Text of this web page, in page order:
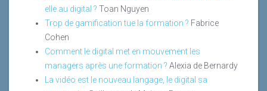
elle au digital ? Toan Nguyen
Trop de gamification tue la formation ? Fabrice
Cohen
Comment le digital met en mouvement les
managers après une formation ? Alexia de Bernardy
La vidéo est le nouveau langage, le digital sa